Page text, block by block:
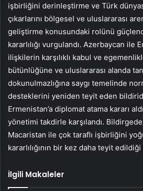
işbirliğini derinleştirme ve Türk
çıkarlarını bölgesel ve uluslararası
geliştirme konusundaki rolünü
kararlılığı vurgulandı. Azerbaycan ile
ilişkilerin karşılıklı kabul ve
bütünlüğüne ve uluslararası alanda
dokunulmazlığına saygı temelinde
desteklerini yeniden teyit eden
Ermenistan’a diplomat atama kararı
yönetimi takdirle karşılandı.
Macaristan ile çok taraflı işbirliğini
kararlılığının bir kez daha teyit
İlgili Makaleler